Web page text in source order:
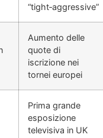
“tight‑aggressive”
Aumento delle
quote di
iscrizione nei
tornei europei
Prima grande
esposizione
televisiva in UK